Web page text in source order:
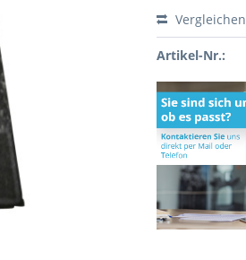
Vergleichen
Artikel-Nr.: